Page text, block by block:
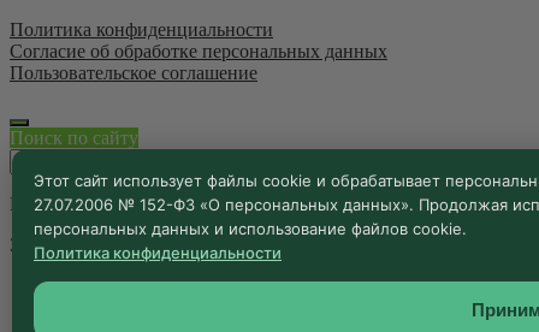
Политика конфиденциальности
Согласие об обработке персональных данных
Пользовательское соглашение
Поиск по сайту
Например,Клен Гиннала
Закрыть
Главная
Этот сайт использует файлы cookie и обрабатывает
27.07.2006 № 152-ФЗ «О персональных данных». Продолжая
персональных данных и использование файлов cookie.
Политика конфиденциальности